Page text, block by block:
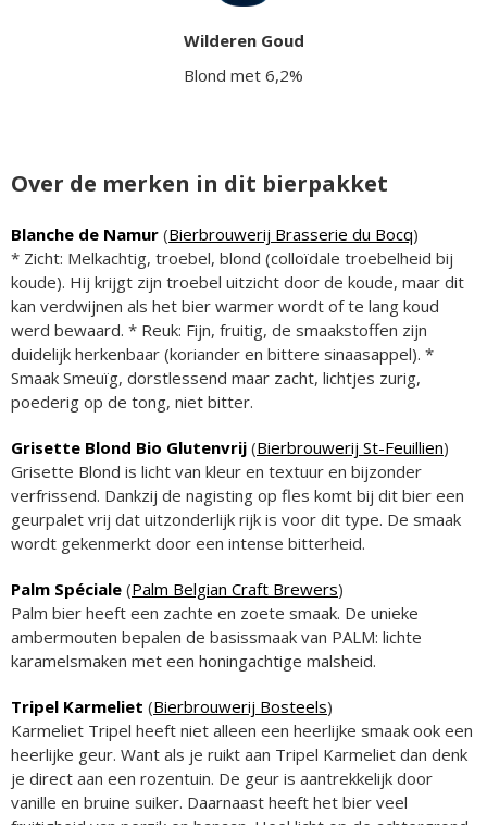
Wilderen Goud
Blond met 6,2%
Over de merken in dit bierpakket
Blanche de Namur (Bierbrouwerij Brasserie du Bocq)
* Zicht: Melkachtig, troebel, blond (colloïdale troebelheid bij
koude). Hij krijgt zijn troebel uitzicht door de koude, maar dit
kan verdwijnen als het bier warmer wordt of te lang koud
werd bewaard. * Reuk: Fijn, fruitig, de smaakstoffen zijn
duidelijk herkenbaar (koriander en bittere sinaasappel). *
Smaak Smeuïg, dorstlessend maar zacht, lichtjes zurig,
poederig op de tong, niet bitter.
Grisette Blond Bio Glutenvrij (Bierbrouwerij St-Feuillien)
Grisette Blond is licht van kleur en textuur en bijzonder
verfrissend. Dankzij de nagisting op fles komt bij dit bier een
geurpalet vrij dat uitzonderlijk rijk is voor dit type. De smaak
wordt gekenmerkt door een intense bitterheid.
Palm Spéciale (Palm Belgian Craft Brewers)
Palm bier heeft een zachte en zoete smaak. De unieke
ambermouten bepalen de basissmaak van PALM: lichte
karamelsmaken met een honingachtige malsheid.
Tripel Karmeliet (Bierbrouwerij Bosteels)
Karmeliet Tripel heeft niet alleen een heerlijke smaak ook een
heerlijke geur. Want als je ruikt aan Tripel Karmeliet dan denk
je direct aan een rozentuin. De geur is aantrekkelijk door
vanille en bruine suiker. Daarnaast heeft het bier veel